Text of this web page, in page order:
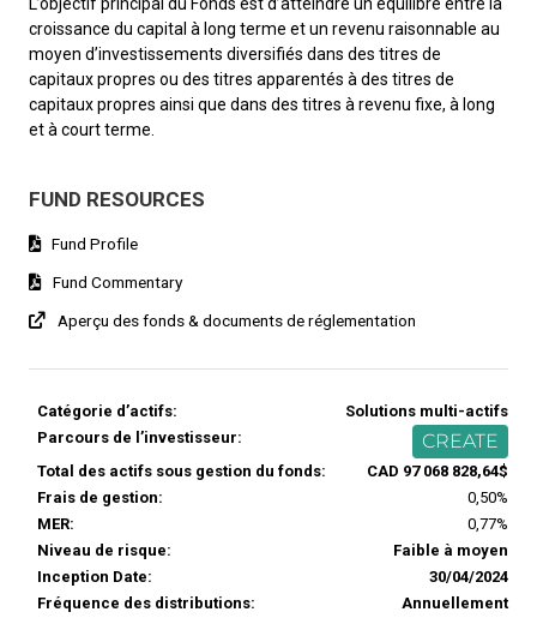
croissance du capital à long terme et un revenu raisonnable au
moyen d’investissements diversifiés dans des titres de
capitaux propres ou des titres apparentés à des titres de
capitaux propres ainsi que dans des titres à revenu fixe, à long
et à court terme.
FUND RESOURCES
Fund Profile
Fund Commentary
Aperçu des fonds & documents de réglementation
Catégorie d’actifs:
Solutions multi-actifs
Parcours de l’investisseur:
CREATE
Total des actifs sous gestion du fonds:
CAD 97 068 828,64$
Frais de gestion:
0,50%
MER:
0,77%
Niveau de risque:
Faible à moyen
Inception Date:
30/04/2024
Fréquence des distributions:
Annuellement